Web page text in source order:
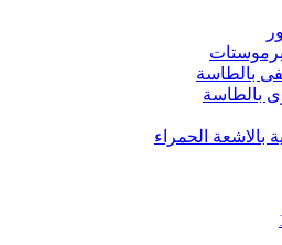
بالطاسة
بالطاسة
بالاشعة الحمراء